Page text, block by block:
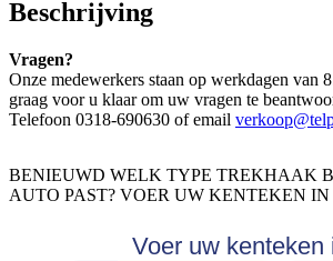
Beschrijving
Vragen?
Onze medewerkers staan op werkdagen van
graag voor u klaar om uw vragen te
Telefoon 0318-690630 of email
BENIEUWD WELK TYPE TREKHAAK
AUTO PAST? VOER UW KENTEKEN IN
Voer uw kenteken